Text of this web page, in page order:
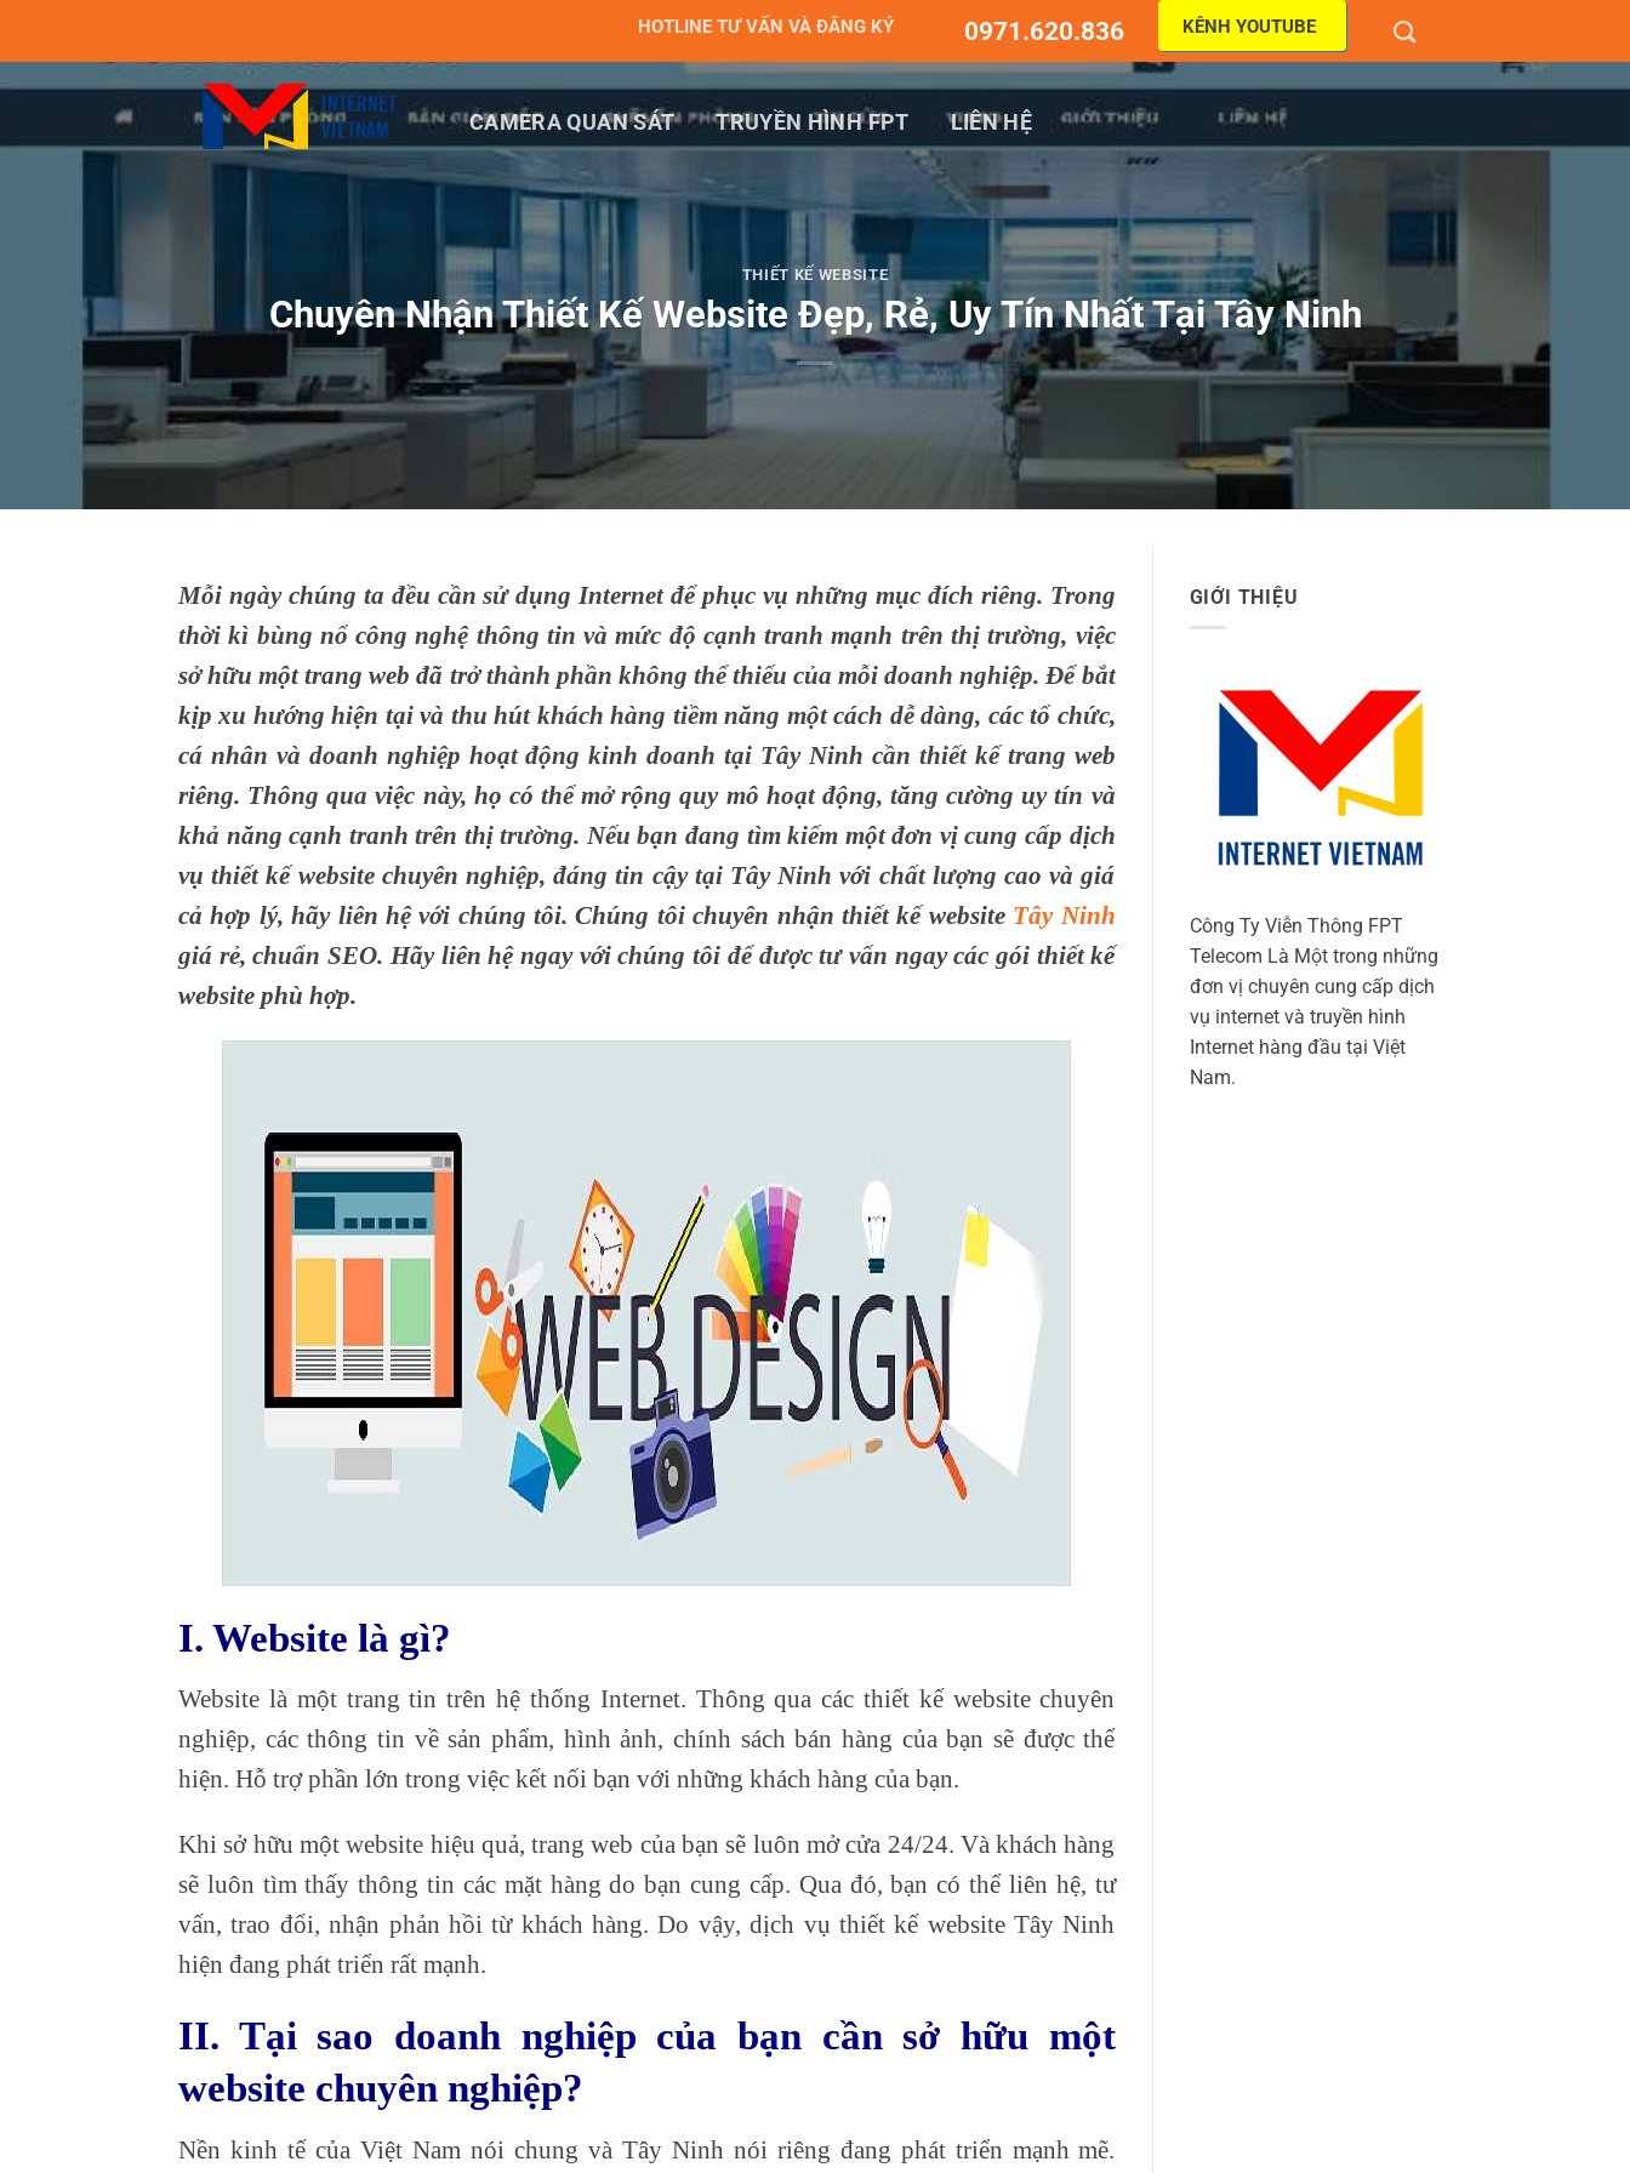
HOTLINE TƯ VẤN VÀ ĐĂNG KÝ 0971.620.836 KÊNH YOUTUBE
CAMERA QUAN SÁT TRUYỀN HÌNH FPT LIÊN HỆ
THIẾT KẾ WEBSITE
Chuyên Nhận Thiết Kế Website Đẹp, Rẻ, Uy Tín Nhất Tại Tây Ninh
Mỗi ngày chúng ta đều cần sử dụng Internet để phục vụ những mục đích riêng. Trong
thời kì bùng nổ công nghệ thông tin và mức độ cạnh tranh mạnh trên thị trường, việc
sở hữu một trang web đã trở thành phần không thể thiếu của mỗi doanh nghiệp. Để bắt
kịp xu hướng hiện tại và thu hút khách hàng tiềm năng một cách dễ dàng, các tổ chức,
cá nhân và doanh nghiệp hoạt động kinh doanh tại Tây Ninh cần thiết kế trang web
riêng. Thông qua việc này, họ có thể mở rộng quy mô hoạt động, tăng cường uy tín và
khả năng cạnh tranh trên thị trường. Nếu bạn đang tìm kiếm một đơn vị cung cấp dịch
vụ thiết kế website chuyên nghiệp, đáng tin cậy tại Tây Ninh với chất lượng cao và giá
cả hợp lý, hãy liên hệ với chúng tôi.Chúng tôi chuyên nhận thiết kế website Tây Ninh
giá rẻ, chuẩn SEO. Hãy liên hệ ngay với chúng tôi để được tư vấn ngay các gói thiết kế
website phù hợp.
I. Website là gì?
Website là một trang tin trên hệ thống Internet. Thông qua các thiết kế website chuyên
nghiệp, các thông tin về sản phẩm, hình ảnh, chính sách bán hàng của bạn sẽ được thể
hiện. Hỗ trợ phần lớn trong việc kết nối bạn với những khách hàng của bạn.
Khi sở hữu một website hiệu quả, trang web của bạn sẽ luôn mở cửa 24/24. Và khách hàng
sẽ luôn tìm thấy thông tin các mặt hàng do bạn cung cấp. Qua đó, bạn có thể liên hệ, tư
vấn, trao đổi, nhận phản hồi từ khách hàng. Do vậy, dịch vụ thiết kế website Tây Ninh
hiện đang phát triển rất mạnh.
II. Tại sao doanh nghiệp của bạn cần sở hữu một
website chuyên nghiệp?
Nền kinh tế của Việt Nam nói chung và Tây Ninh nói riêng đang phát triển mạnh mẽ.
GIỚI THIỆU
Công Ty Viễn Thông FPT
Telecom Là Một trong những
đơn vị chuyên cung cấp dịch
vụ internet và truyền hình
Internet hàng đầu tại Việt
Nam.